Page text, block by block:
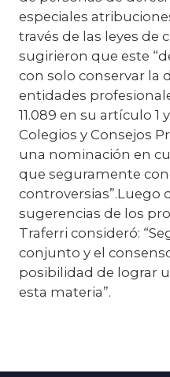
especiales
través de las leyes de
sugirieron que este
con solo conservar la
entidades
11.089 en su artículo 1
Colegios y Consejos
una nominación en
que seguramente
controversias”.Luego
sugerencias de los
Traferri consideró:
conjunto y el
posibilidad de lograr
esta materia”.